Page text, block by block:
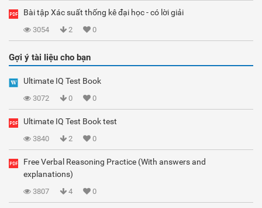
Bài tập Xác suất thống kê đại học - có lời giải
3054 2 0
Gợi ý tài liệu cho bạn
Ultimate IQ Test Book
3072 0 0
Ultimate IQ Test Book test
3840 2 0
Free Verbal Reasoning Practice (With answers and
explanations)
3807 4 0